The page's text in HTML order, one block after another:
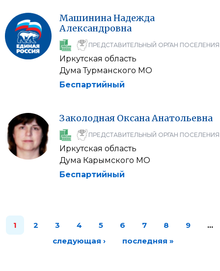
МашининаНадежда
Александровна
ПРЕДСТАВИТЕЛЬНЫЙ ОРГАН ПОСЕЛЕНИЯ
Иркутская область
Дума Турманского МО
Беспартийный
Заколодная ОксанаАнатольевна
ПРЕДСТАВИТЕЛЬНЫЙ ОРГАН ПОСЕЛЕНИЯ
Иркутская область
Дума Карымского МО
Беспартийный
1 2 3 4 5 6 7 8 9
…
следующая ›
последняя »